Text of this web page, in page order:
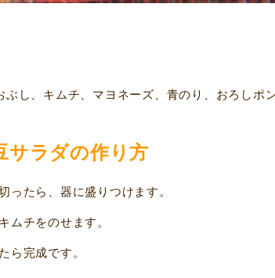
し、キムチ、マヨネーズ、青のり、おろしポ
サラダの作り方
たら、器に盛りつけます。
チをのせます。
完成です。